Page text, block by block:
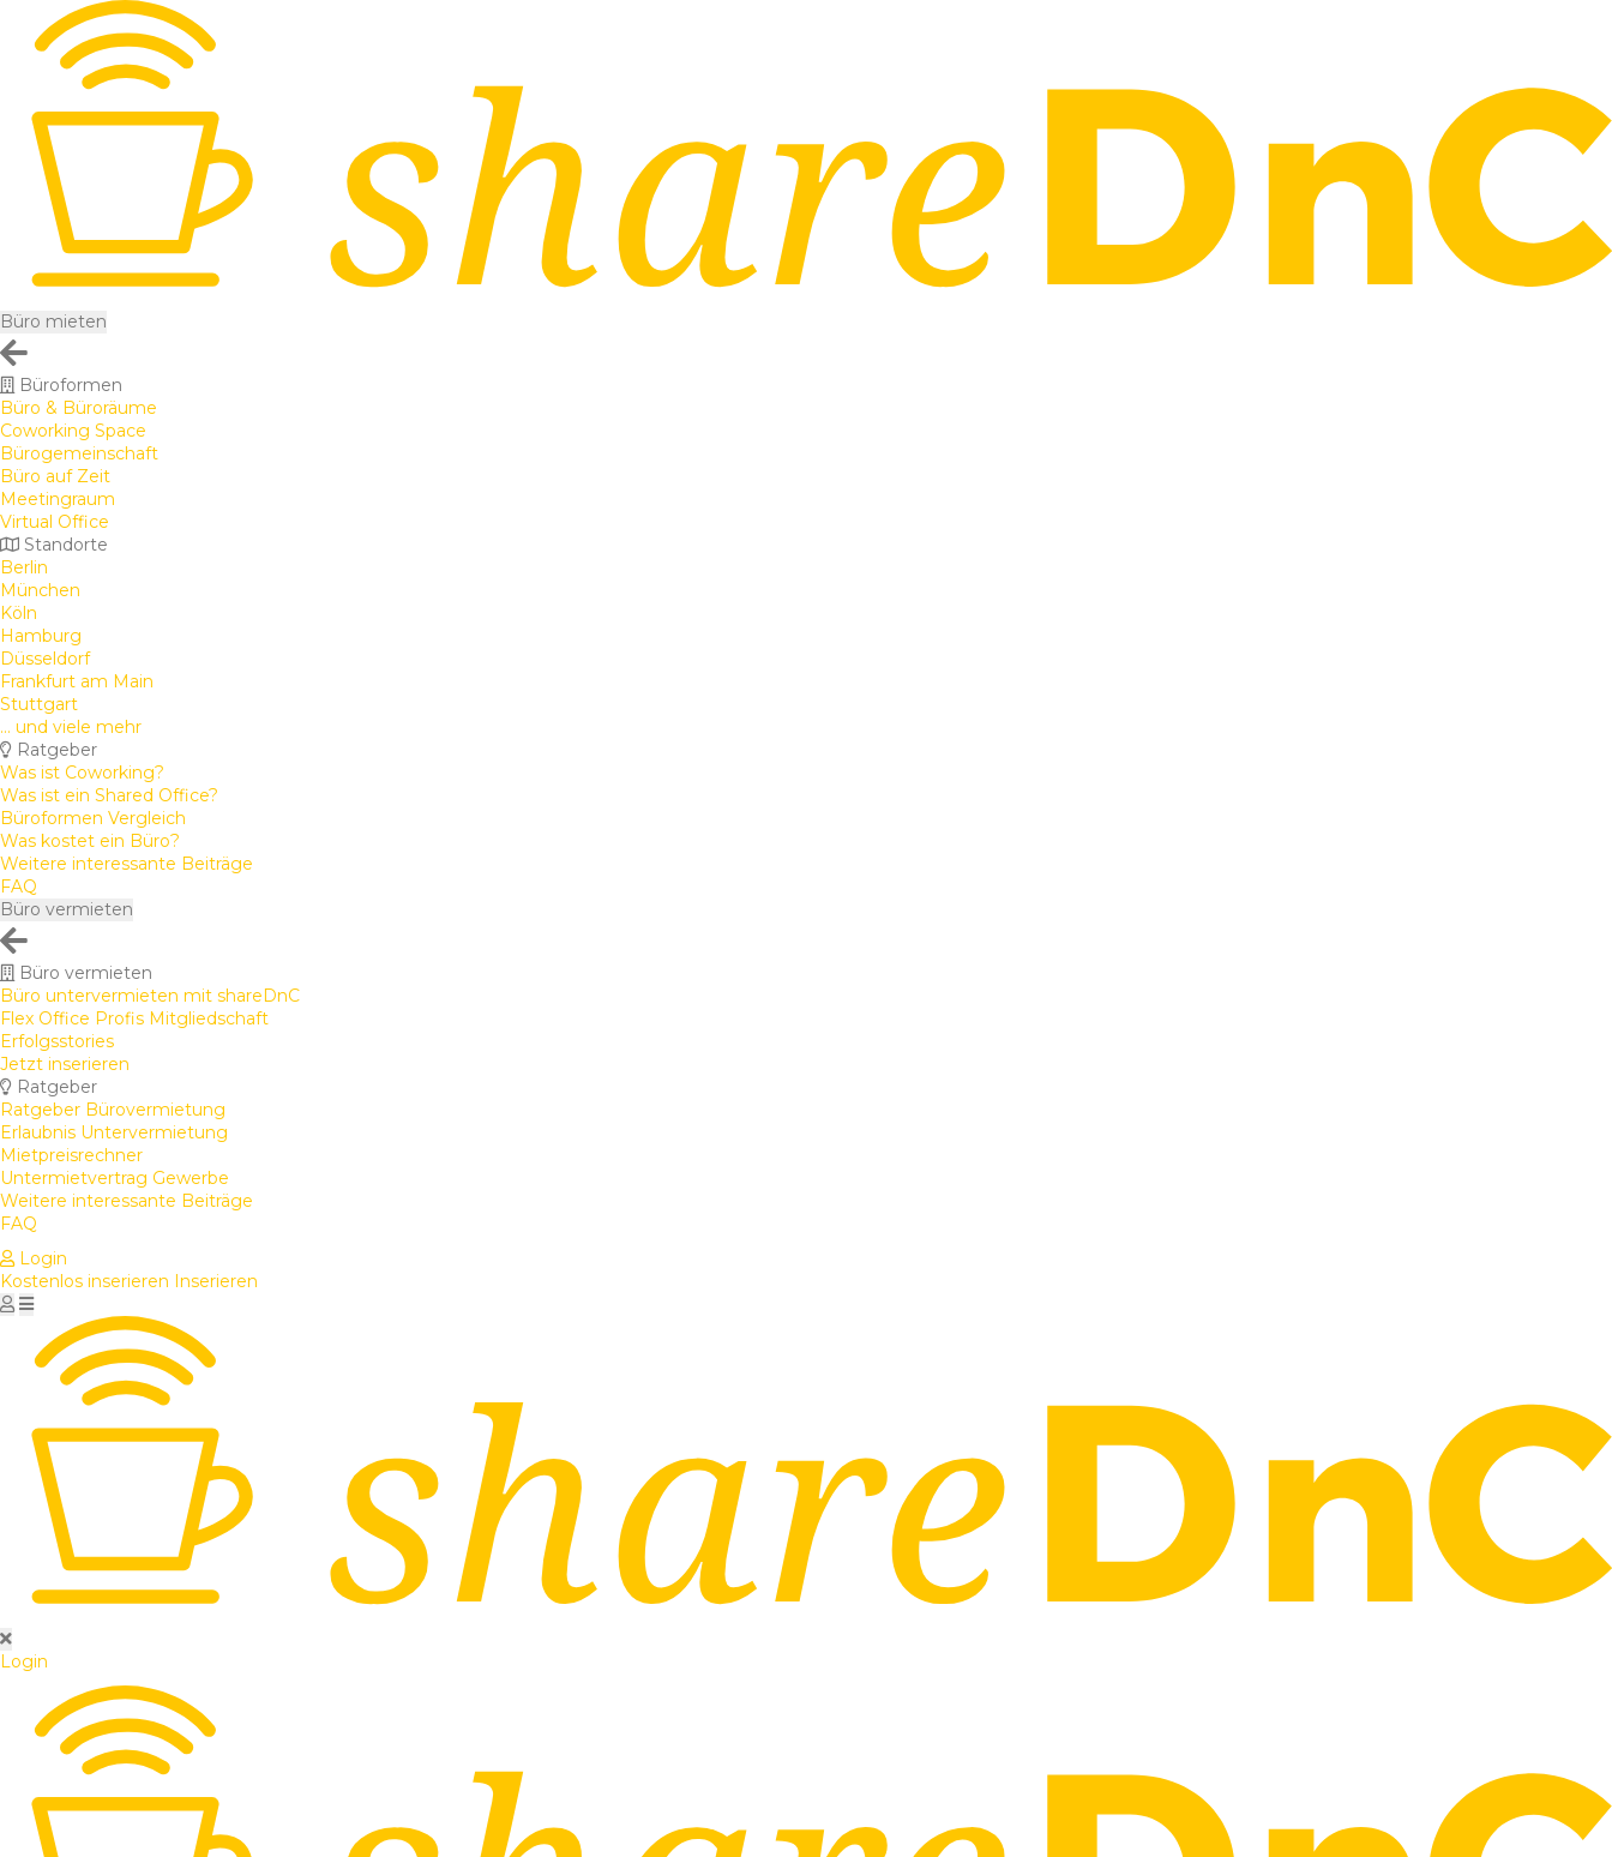
Büro mieten
Büroformen
Büro & Büroräume
Coworking Space
Bürogemeinschaft
Büro auf Zeit
Meetingraum
Virtual Office
Standorte
Berlin
München
Köln
Hamburg
Düsseldorf
Frankfurt am Main
Stuttgart
... und viele mehr
Ratgeber
Was ist Coworking?
Was ist ein Shared Office?
Büroformen Vergleich
Was kostet ein Büro?
Weitere interessante Beiträge
FAQ
Büro vermieten
Büro vermieten
Büro untervermieten mit shareDnC
Flex Office Profis Mitgliedschaft
Erfolgsstories
Jetzt inserieren
Ratgeber
Ratgeber Bürovermietung
Erlaubnis Untervermietung
Mietpreisrechner
Untermietvertrag Gewerbe
Weitere interessante Beiträge
FAQ
Login
Kostenlos inserieren Inserieren
Login